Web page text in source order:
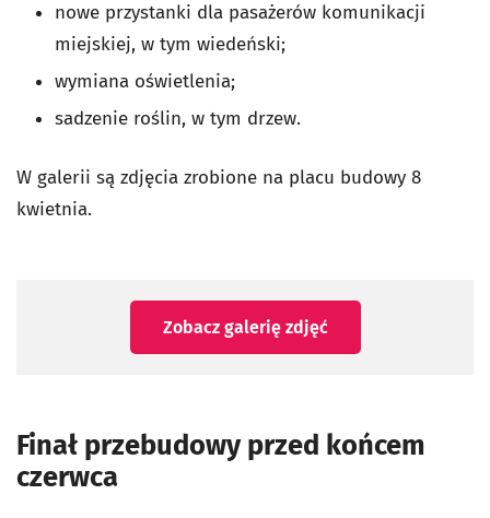
nowe przystanki dla pasażerów komunikacji
miejskiej, w tym wiedeński;
wymiana oświetlenia;
sadzenie roślin, w tym drzew.
W galerii są zdjęcia zrobione na placu budowy 8
kwietnia.
Zobacz galerię zdjęć
Finał przebudowy przed końcem
czerwca